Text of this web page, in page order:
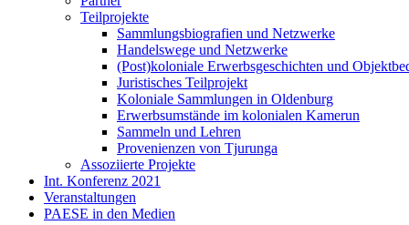
Teilprojekte
Sammlungsbiografien und Netzwerke
Handelswege und Netzwerke
(Post)koloniale Erwerbsgeschichten und
Juristisches Teilprojekt
Koloniale Sammlungen in Oldenburg
Erwerbsumstände im kolonialen Kamerun
Sammeln und Lehren
Provenienzen von Tjurunga
Assoziierte Projekte
Int. Konferenz 2021
Veranstaltungen
PAESE in den Medien